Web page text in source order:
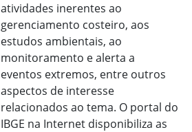
atividades inerentes ao
gerenciamento costeiro, aos
estudos ambientais, ao
monitoramento e alerta a
eventos extremos, entre outros
aspectos de interesse
relacionados ao tema. O portal do
IBGE na Internet disponibiliza as